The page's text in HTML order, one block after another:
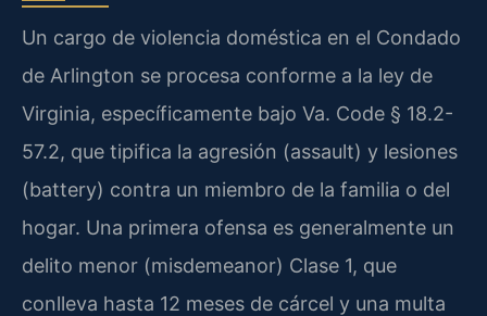
Un cargo de violencia doméstica en el Condado
de Arlington se procesa conforme a la ley de
Virginia, específicamente bajo Va. Code § 18.2-
57.2, que tipifica la agresión (assault) y lesiones
(battery) contra un miembro de la familia o del
hogar. Una primera ofensa es generalmente un
delito menor (misdemeanor) Clase 1, que
conlleva hasta 12 meses de cárcel y una multa